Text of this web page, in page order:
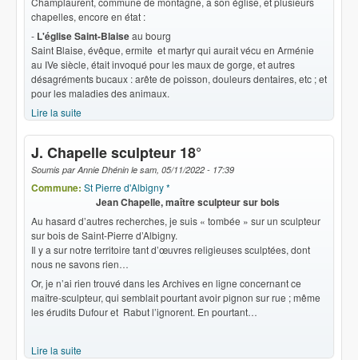
chapelles, encore en état :
- L'église Saint-Blaiseau bourg
Saint Blaise, évêque, ermite et martyr qui aurait vécu en Arménie
au IVe siècle, était invoqué pour les maux de gorge, et autres
désagréments bucaux : arête de poisson, douleurs dentaires, etc ; et
pour les maladies des animaux.
Lire la suite
J. Chapelle sculpteur 18°
Soumis parAnnie Dhénin le sam, 05/11/2022 - 17:39
Commune: St Pierre d'Albigny *
Jean Chapelle, maître sculpteur sur bois
Au hasard d’autres recherches, je suis « tombée » sur un sculpteur
sur bois de Saint-Pierre d’Albigny.
Il y a sur notre territoire tant d’œuvres religieuses sculptées, dont
nous ne savons rien…
Or, je n’ai rien trouvé dans les Archives en ligne concernant ce
maître-sculpteur, qui semblait pourtant avoir pignon sur rue ; même
les érudits Dufour et Rabut l’ignorent. En pourtant…
Lire la suite